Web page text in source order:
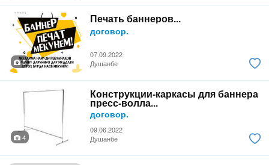
Печать баннеров...
договор.
07.09.2022
5
Душанбе
Конструкции-каркасы для баннера
пресс-волла...
договор.
09.06.2022
4
Душанбе